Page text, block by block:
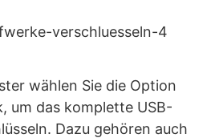
wählen Sie die Option
um das komplette USB-
Dazu gehören auch